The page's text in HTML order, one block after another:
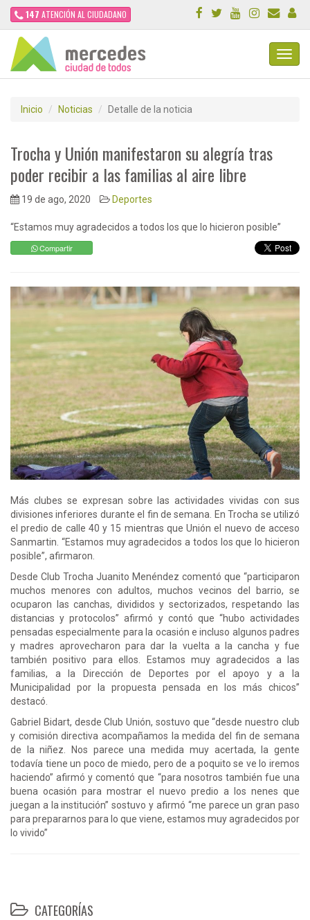
147 ATENCIÓN AL CIUDADANO
Inicio Noticias Detalle de la noticia
Trocha y Unión manifestaron su alegría tras
poder recibir a las familias al aire libre
19 de ago, 2020 Deportes
“Estamos muy agradecidos a todos los que lo hicieron posible”
Compartir
Más clubes se expresan sobre las actividades vividas con sus
divisiones inferiores durante el fin de semana. En Trocha se utilizó
el predio de calle 40 y 15 mientras que Unión el nuevo de acceso
Sanmartin. “Estamos muy agradecidos a todos los que lo hicieron
posible”, afirmaron.
Desde Club Trocha Juanito Menéndez comentó que “participaron
muchos menores con adultos, muchos vecinos del barrio, se
ocuparon las canchas, divididos y sectorizados, respetando las
distancias y protocolos” afirmó y contó que “hubo actividades
pensadas especialmente para la ocasión e incluso algunos padres
y madres aprovecharon para dar la vuelta a la cancha y fue
también positivo para ellos. Estamos muy agradecidos a las
familias, a la Dirección de Deportes por el apoyo y a la
Municipalidad por la propuesta pensada en los más chicos”
destacó.
Gabriel Bidart, desde Club Unión, sostuvo que “desde nuestro club
y comisión directiva acompañamos la medida del fin de semana
de la niñez. Nos parece una medida muy acertada, la gente
todavía tiene un poco de miedo, pero de a poquito se ve lo iremos
haciendo” afirmó y comentó que “para nosotros también fue una
buena ocasión para mostrar el nuevo predio a los nenes que
juegan a la institución” sostuvo y afirmó “me parece un gran paso
para prepararnos para lo que viene, estamos muy agradecidos por
lo vivido”
CATEGORÍAS